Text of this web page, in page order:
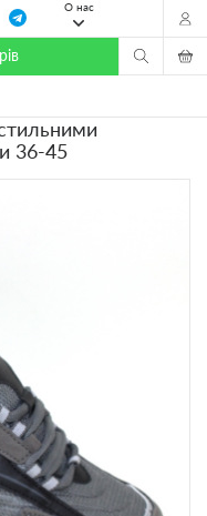
О нас
36-45